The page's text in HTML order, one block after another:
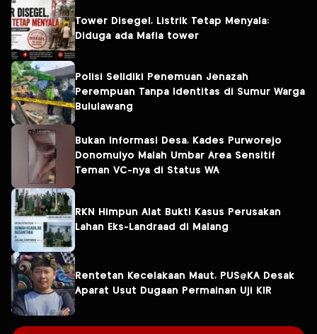
Tower Disegel, Listrik Tetap Menyala:
Diduga ada Mafia tower
Polisi Selidiki Penemuan Jenazah
Perempuan Tanpa Identitas di Sumur Warga
Bululawang
Bukan Informasi Desa, Kades Purworejo
Donomulyo Malah Umbar Area Sensitif
Teman VC-nya di Status WA
RKN Himpun Alat Bukti Kasus Perusakan
Lahan Eks-Landraad di Malang
Rentetan Kecelakaan Maut, PUS@KA Desak
Aparat Usut Dugaan Permainan Uji KIR